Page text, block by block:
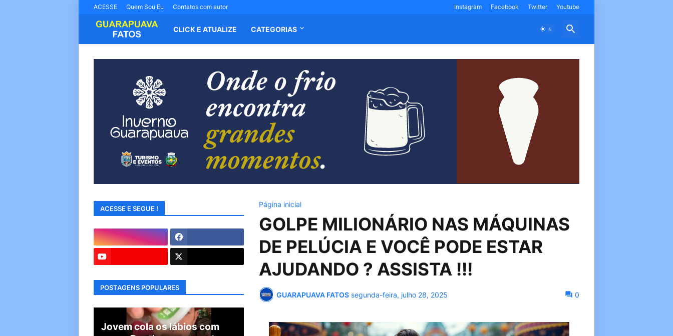
ACESSE Quem Sou Eu Contatos com autor Instagram Facebook Twitter Youtube
CLICK E ATUALIZE CATEGORIAS
Página inicial
GOLPE MILIONÁRIO NAS MÁQUINAS
DE PELÚCIA E VOCÊ PODE ESTAR
AJUDANDO ? ASSISTA !!!
GUARAPUAVA FATOS segunda-feira, julho 28, 2025 0
ACESSE E SEGUE !
POSTAGENS POPULARES
Jovem cola os lábios com